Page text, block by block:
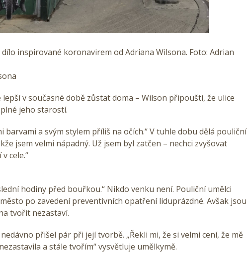
inspirované koronavirem od Adriana Wilsona. Foto: Adrian
v současné době zůstat doma – Wilson připouští, že ulice
jeho starostí.
barvami a svým stylem příliš na očích.“ V tuhle dobu dělá pouliční
jsem velmi nápadný. Už jsem byl zatčen – nechci zvyšovat
cele.“
hodiny před bouřkou.“ Nikdo venku není. Pouliční umělci
po zavedení preventivních opatření liduprázdné. Avšak jsou
tvořit nezastaví.
přišel pár při její tvorbě. „Řekli mi, že si velmi cení, že mě
a stále tvořím“ vysvětluje umělkymě.